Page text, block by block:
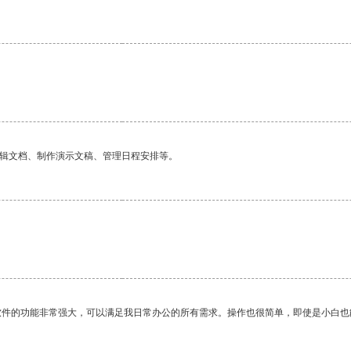
档、制作演示文稿、管理日程安排等。
的功能非常强大，可以满足我日常办公的所有需求。操作也很简单，即使是小白